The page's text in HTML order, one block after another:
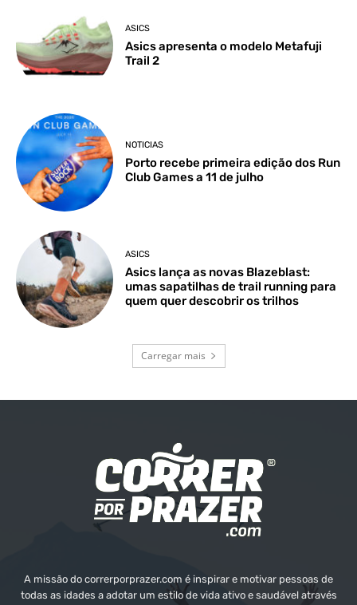
ASICS
Asics apresenta o modelo Metafuji
Trail 2
NOTICIAS
Porto recebe primeira edição dos Run
Club Games a 11 de julho
ASICS
Asics lança as novas Blazeblast:
umas sapatilhas de trail running para
quem quer descobrir os trilhos
Carregar mais
A missão do correrporprazer.com é inspirar e motivar pessoas de
todas as idades a adotar um estilo de vida ativo e saudável através